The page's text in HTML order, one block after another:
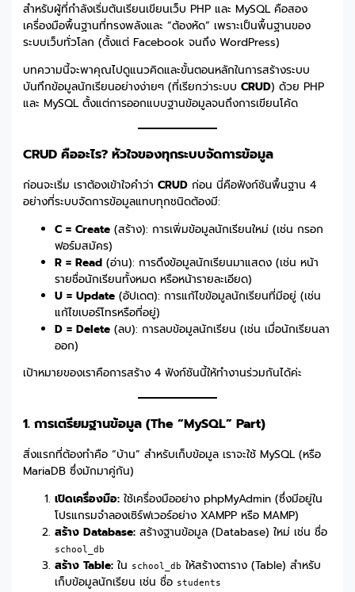
สำหรับผู้ที่กำลังเริ่มต้นเรียนเขียนเว็บ PHP และ MySQL คือสอง
เครื่องมือพื้นฐานที่ทรงพลังและ “ต้องหัด” เพราะเป็นพื้นฐานของ
ระบบเว็บทั่วโลก (ตั้งแต่ Facebook จนถึง WordPress)
บทความนี้จะพาคุณไปดูแนวคิดและขั้นตอนหลักในการสร้างระบบ
บันทึกข้อมูลนักเรียนอย่างง่ายๆ (ที่เรียกว่าระบบCRUD) ด้วย PHP
และ MySQL ตั้งแต่การออกแบบฐานข้อมูลจนถึงการเขียนโค้ด
CRUD คืออะไร? หัวใจของทุกระบบจัดการข้อมูล
ก่อนจะเริ่ม เราต้องเข้าใจคำว่าCRUD ก่อน นี่คือฟังก์ชันพื้นฐาน 4
อย่างที่ระบบจัดการข้อมูลแทบทุกชนิดต้องมี:
C = Create (สร้าง): การเพิ่มข้อมูลนักเรียนใหม่ (เช่น กรอก
ฟอร์มสมัคร)
R = Read (อ่าน): การดึงข้อมูลนักเรียนมาแสดง (เช่น หน้า
รายชื่อนักเรียนทั้งหมด หรือหน้ารายละเอียด)
U = Update (อัปเดต): การแก้ไขข้อมูลนักเรียนที่มีอยู่ (เช่น
แก้ไขเบอร์โทรหรือที่อยู่)
D = Delete (ลบ): การลบข้อมูลนักเรียน (เช่น เมื่อนักเรียนลา
ออก)
เป้าหมายของเราคือการสร้าง 4 ฟังก์ชันนี้ให้ทำงานร่วมกันได้ค่ะ
1. การเตรียมฐานข้อมูล (The “MySQL” Part)
สิ่งแรกที่ต้องทำคือ “บ้าน” สำหรับเก็บข้อมูล เราจะใช้ MySQL (หรือ
MariaDB ซึ่งมักมาคู่กัน)
เปิดเครื่องมือ: ใช้เครื่องมืออย่าง phpMyAdmin (ซึ่งมีอยู่ใน
โปรแกรมจำลองเซิร์ฟเวอร์อย่าง XAMPP หรือ MAMP)
สร้าง Database: สร้างฐานข้อมูล (Database) ใหม่ เช่น ชื่อ
school_db
สร้าง Table: ใน school_db ให้สร้างตาราง (Table) สำหรับ
เก็บข้อมูลนักเรียน เช่น ชื่อ students